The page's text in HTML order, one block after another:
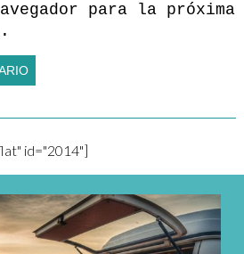
para la próxima
id="2014"]